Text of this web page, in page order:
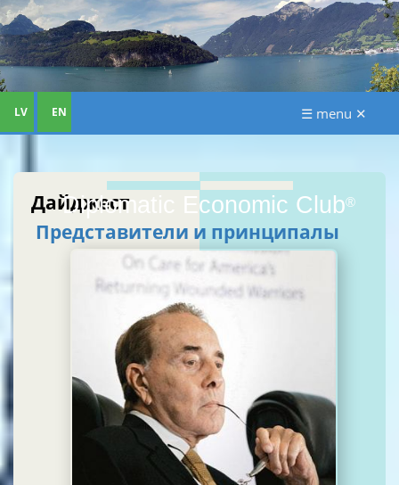
Diplomatic Economic Club®
LV EN ☰ menu ✕
Дайджест
Представители и принципалы